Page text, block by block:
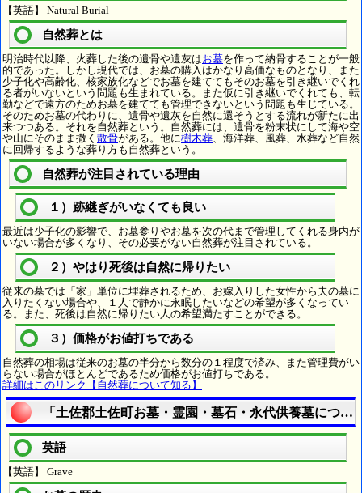
【英語】 Natural Burial
自然葬とは
明治時代以降、火葬した後の遺骨や遺灰はお墓を作って納骨することが一般
的であった。しかし現代では、お墓の購入はかなり高価なものとなり、また
少子化や高齢化、核家族化などでお墓を建ててもそのお墓を引き継いでくれ
る者がいないという問題も生まれている。また仮に引き継いでくれても、転
勤などで遠方のためお墓を建てても管理できないという問題も生じている。
そのためお墓の代わりに、遺骨や遺灰を自然に還そうとする流れが新たに出
来つつある。それを自然葬という。自然葬には、遺骨を粉末状にして海や空
や山にそのまま撒く 散骨がある。他に樹木葬、海洋葬、風葬、水葬など自然
に回帰するような葬り方も自然葬という。
自然葬が注目されている理由
１）跡継ぎがいなくても良い
最近は少子化の影響で、お墓参りやお墓を次の代まで管理してくれる身内が
いない場合が多くなり、その必要がない自然葬が注目されている。
２）やはり死後は自然に帰りたい
従来の墓では「家」単位に埋葬されるため、お嫁入りした女性から夫の墓に
入りたくない場合や、１人で静かに永眠したいなどの希望が多くなってい
る。また、死後は自然に帰りたい人の希望満たすことができる。
３）価格がお値打ちである
自然葬の相場は従来のお墓の半分から数分の１程度で済み、また管理費がい
らない場合がほとんどであるため価格がお値打ちである。
詳細はこのリンク【自然葬について知る】
「土佐郡土佐町お墓・霊園・墓石・永代供養墓につ
英語
【英語】 Grave